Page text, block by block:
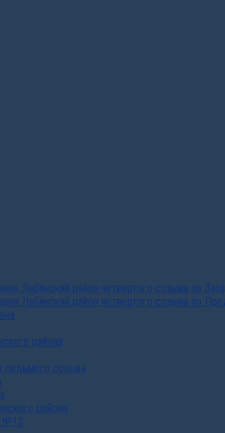
Лабинский район четвертого созыва по
Лабинский район четвертого созыва по
района
седьмого созыва
района
№12